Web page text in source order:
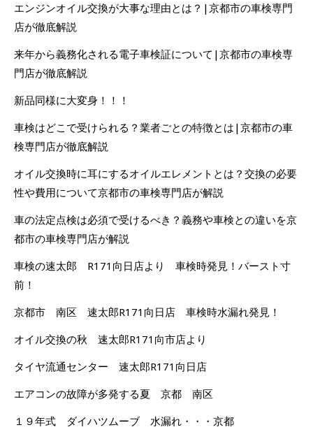
エンジンオイル交換が大事な理由とは？|京都市の車検専門
店が徹底解説
来年から義務化される電子車検証について|京都市の車検専
門店が徹底解説
新品同様に大変身！！！
車検はどこで受けられる？業者ごとの特徴とは|京都市の車
検専門店が徹底解説
オイル交換時に耳にするオイルエレメントとは？交換の必要
性や費用について京都市の車検専門店が解説
車の法定点検は必須で受けるべき？義務や車検との違いを京
都市の車検専門店が解説
車検の速太郎 R171向日店より 車検時発見！バースト寸
前！
京都市 南区 速太郎R171向日店 車検時水漏れ発見！
オイル交換の秋 速太郎R171向市店より
タイヤ流通センター 速太郎R171向日店
エアコンの故障が多発する夏 京都 南区
１９年式 ダイハツムーブ 水漏れ・・・京都